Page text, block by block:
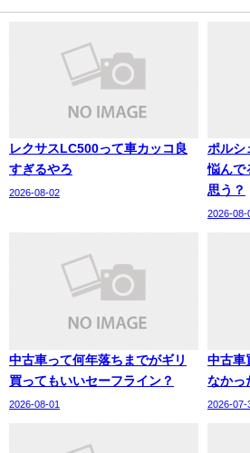
レクサスLC500って車カッコ良
すぎるやろ
2026-08-02
ポルシ
悩んで
思う？
2026-08-
中古車って何年落ちまでがギリ
買ってもいいセーフライン？
2026-08-01
中古車
なかっ
2026-07-